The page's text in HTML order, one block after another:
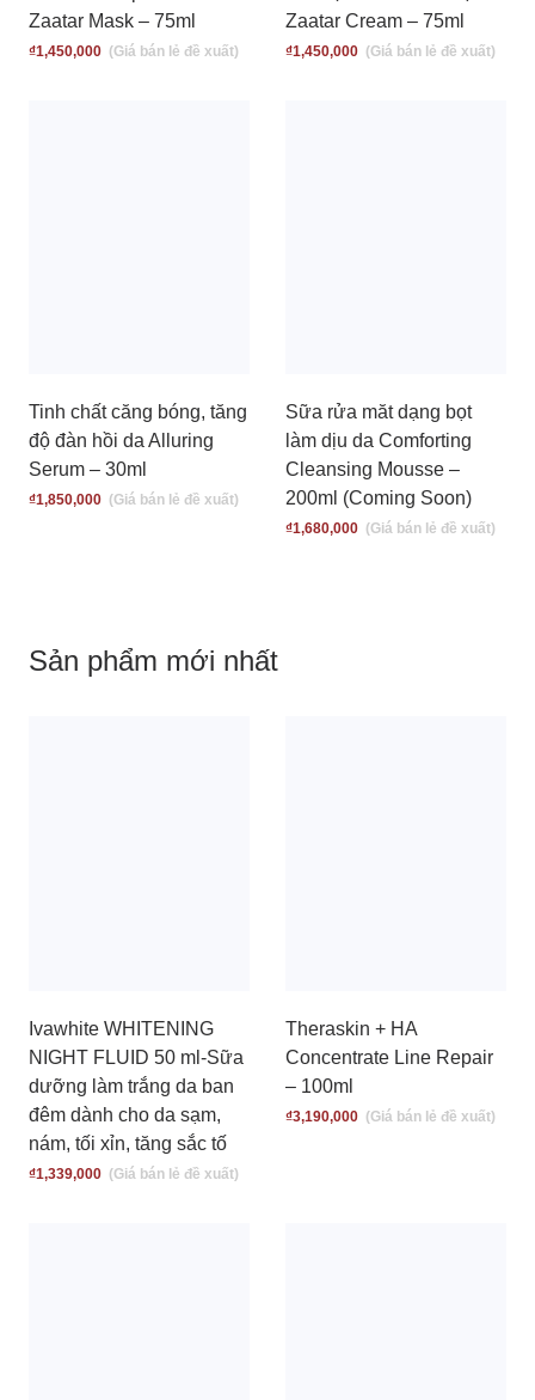
Zaatar Mask – 75ml
₫1,450,000
Zaatar Cream – 75ml
₫1,450,000
Tinh chất căng bóng, tăng
độ đàn hồi da Alluring
Serum – 30ml
₫1,850,000
Sữa rửa măt dạng bọt
làm dịu da Comforting
Cleansing Mousse –
200ml (Coming Soon)
₫1,680,000
Sản phẩm mới nhất
Ivawhite WHITENING
NIGHT FLUID 50 ml-Sữa
dưỡng làm trắng da ban
đêm dành cho da sạm,
nám, tối xỉn, tăng sắc tố
₫1,339,000
Theraskin + HA
Concentrate Line Repair
– 100ml
₫3,190,000